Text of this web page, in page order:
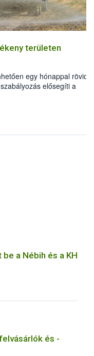
területen
egy hónappal
elősegíti a
és -
a
a Nébih és a KH
és -